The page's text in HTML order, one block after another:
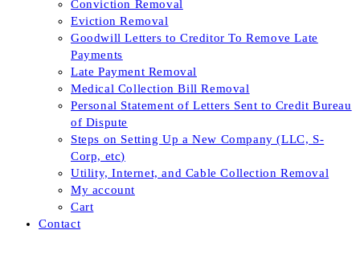
Conviction Removal
Eviction Removal
Goodwill Letters to Creditor To Remove Late
Payments
Late Payment Removal
Medical Collection Bill Removal
Personal Statement of Letters Sent to Credit Bureau
of Dispute
Steps on Setting Up a New Company (LLC, S-
Corp, etc)
Utility, Internet, and Cable Collection Removal
My account
Cart
Contact